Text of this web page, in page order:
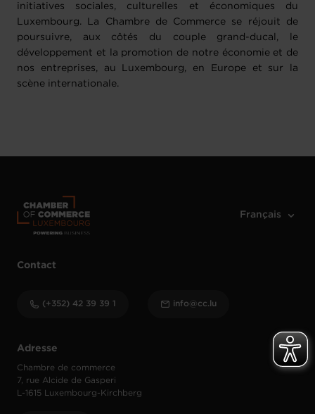
initiatives sociales, culturelles et économiques du
Luxembourg. La Chambre de Commerce se réjouit de
poursuivre, aux côtés du couple grand-ducal, le
développement et la promotion de notre économie et de
nos entreprises, au Luxembourg, en Europe et sur la
scène internationale.
Adresse
Chambre de commerce
7, rue Alcide de Gasperi
L-1615 Luxembourg-Kirchberg
Contact
(+352) 42 39 39 1 info@cc.lu